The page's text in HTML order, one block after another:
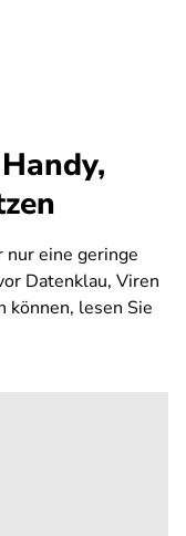
eine geringe
Datenklau, Viren
können, lesen Sie